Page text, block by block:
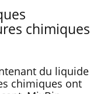
chimiques
du liquide
chimiques ont